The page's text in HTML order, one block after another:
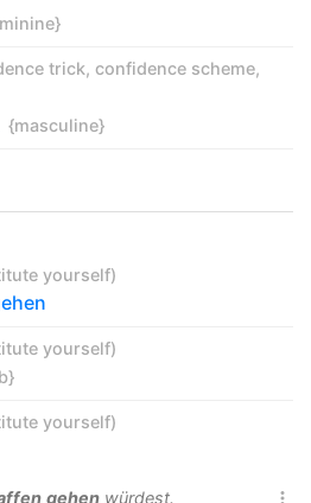
trick, confidence scheme,
{masculine}
yourself)
yourself)
yourself)

gehen würdest.